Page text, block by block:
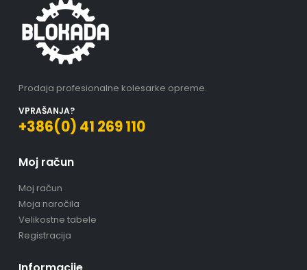
Prodaja profesionalne kolesarke opreme.
VPRAŠANJA?
+386(0) 41 269 110
Moj račun
Moj račun
Moja naročila
Velikostne tabele
Registracija